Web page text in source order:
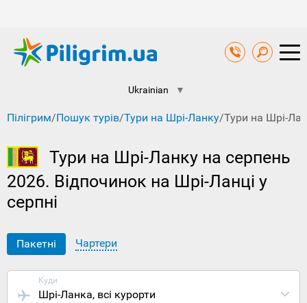
Ukrainian ▼
Пілігрим/Пошук турів/Тури на Шрі-Ланку/Тури на Шрі-
Тури на Шрі-Ланку на серпень
2026. Відпочинок на Шрі-Ланці у
серпні
Пакетні Чартери
Куди
Шрі-Ланка, всі курорти